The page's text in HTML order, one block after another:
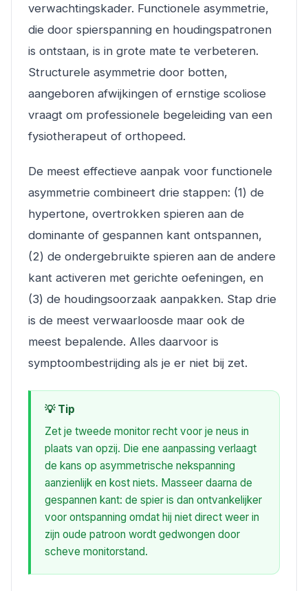
verwachtingskader. Functionele asymmetrie,
die door spierspanning en houdingspatronen
is ontstaan, is in grote mate te verbeteren.
Structurele asymmetrie door botten,
aangeboren afwijkingen of ernstige scoliose
vraagt om professionele begeleiding van een
fysiotherapeut of orthopeed.
De meest effectieve aanpak voor functionele
asymmetrie combineert drie stappen: (1) de
hypertone, overtrokken spieren aan de
dominante of gespannen kant ontspannen,
(2) de ondergebruikte spieren aan de andere
kant activeren met gerichte oefeningen, en
(3) de houdingsoorzaak aanpakken. Stap drie
is de meest verwaarloosde maar ook de
meest bepalende. Alles daarvoor is
symptoombestrijding als je er niet bij zet.
💡 Tip
Zet je tweede monitor recht voor je neus in
plaats van opzij. Die ene aanpassing verlaagt
de kans op asymmetrische nekspanning
aanzienlijk en kost niets. Masseer daarna de
gespannen kant: de spier is dan ontvankelijker
voor ontspanning omdat hij niet direct weer in
zijn oude patroon wordt gedwongen door
scheve monitorstand.